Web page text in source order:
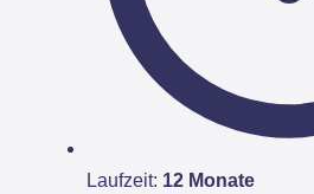
Laufzeit: 12 Monate